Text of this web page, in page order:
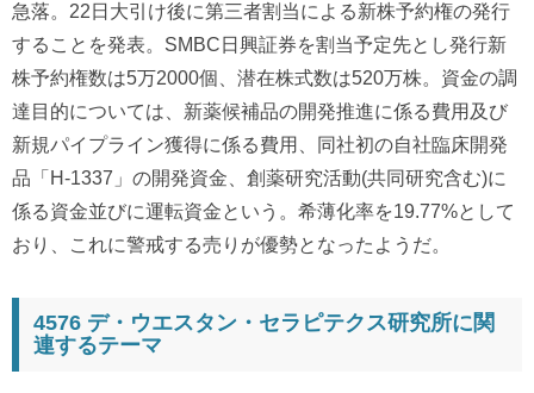
急落。22日大引け後に第三者割当による新株予約権の発行
することを発表。SMBC日興証券を割当予定先とし発行新
株予約権数は5万2000個、潜在株式数は520万株。資金の調
達目的については、新薬候補品の開発推進に係る費用及び
新規パイプライン獲得に係る費用、同社初の自社臨床開発
品「H-1337」の開発資金、創薬研究活動(共同研究含む)に
係る資金並びに運転資金という。希薄化率を19.77%として
おり、これに警戒する売りが優勢となったようだ。
4576 デ・ウエスタン・セラピテクス研究所に関
連するテーマ